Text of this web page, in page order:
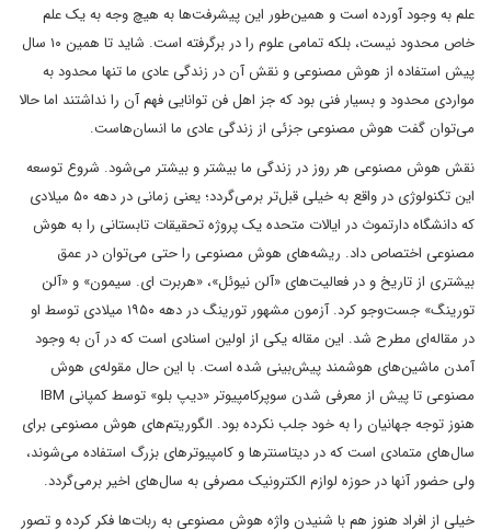
علم به وجود آورده است و همین‌طور این پیشرفت‌ها به هیچ وجه به یک علم
خاص محدود نیست، بلکه تمامی علوم را در برگرفته است. شاید تا همین ۱۰ سال
پیش استفاده از هوش مصنوعی و نقش آن در زندگی عادی ما تنها محدود به
مواردی محدود و بسیار فنی بود که جز اهل فن توانایی فهم آن را نداشتند اما حالا
می‌توان گفت هوش مصنوعی جزئی از زندگی عادی ما انسان‌هاست.
نقش هوش مصنوعی هر روز در زندگی ما بیشتر و بیشتر می‌شود. شروع توسعه
این تکنولوژی در واقع به خیلی قبل‌تر برمی‌گردد؛ یعنی زمانی در دهه ۵۰ میلادی
که دانشگاه دارتموث در ایالات متحده یک پروژه تحقیقات تابستانی را به هوش
مصنوعی اختصاص داد. ریشه‌های هوش مصنوعی را حتی می‌توان در عمق
بیشتری از تاریخ و در فعالیت‌های «آلن نیوئل»، «هربرت ای. سیمون» و «آلن
تورینگ» جست‌وجو کرد. آزمون مشهور تورینگ در دهه ۱۹۵۰ میلادی توسط او
در مقاله‌ای مطرح شد. این مقاله یکی از اولین اسنادی است که در آن به وجود
آمدن ماشین‌های هوشمند پیش‌بینی شده است. با این حال مقوله‌ی هوش
مصنوعی تا پیش از معرفی شدن سوپرکامپیوتر «دیپ بلو» توسط کمپانی IBM
هنوز توجه جهانیان را به خود جلب نکرده بود. الگوریتم‌های هوش مصنوعی برای
سال‌های متمادی است که در دیتاسنترها و کامپیوترهای بزرگ استفاده می‌شوند،
ولی حضور آنها در حوزه لوازم الکترونیک مصرفی به سال‌های اخیر برمی‌گردد.
خیلی از افراد هنوز هم با شنیدن واژه هوش مصنوعی به ربات‌ها فکر کرده و تصور